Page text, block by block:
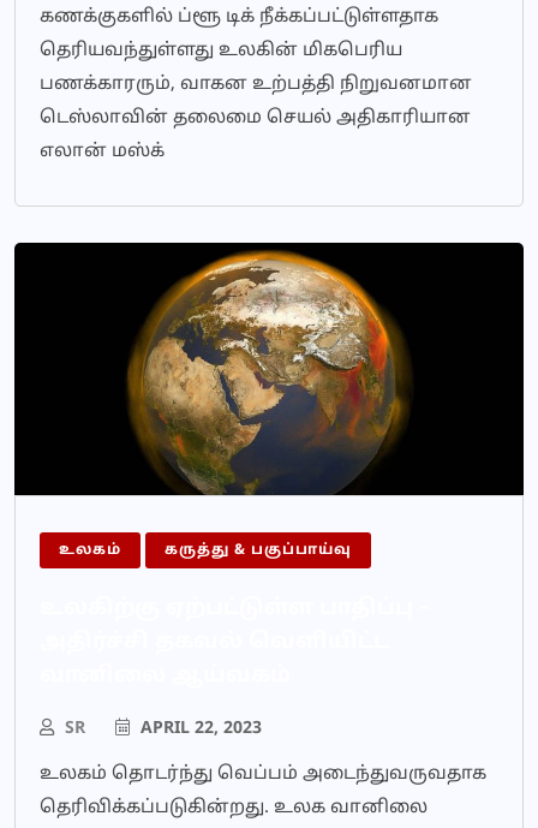
கணக்குகளில் ப்ளூ டிக் நீக்கப்பட்டுள்ளதாக
தெரியவந்துள்ளது உலகின் மிகபெரிய
பணக்காரரும், வாகன உற்பத்தி நிறுவனமான
டெஸ்லாவின் தலைமை செயல் அதிகாரியான
எலான் மஸ்க்
உலகம் கருத்து & பகுப்பாய்வு
SR APRIL 22, 2023
உலகம் தொடர்ந்து வெப்பம் அடைந்துவருவதாக
தெரிவிக்கப்படுகின்றது. உலக வானிலை